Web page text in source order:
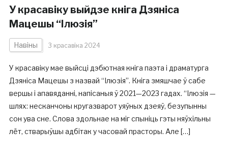
У красавіку выйдзе кніга Дзяніса
Мацешы “Ілюзія”
Навіны 3 красавіка 2024
У красавіку мае выйсці дэбютная кніга паэта і драматурга
Дзяніса Мацешы з назвай “Ілюзія”. Кніга змяшчае ў сабе
вершы і апавяданні, напісаныя ў 2021—2023 гадах. “Ілюзія —
шлях: несканчоны кругазварот уяўных дзеяў, безупынны
сон ува сне. Слова здольнае на міг спыніць гэты няўхільны
лёт, стварыўшы адбітак у часовай прасторы. Але […]